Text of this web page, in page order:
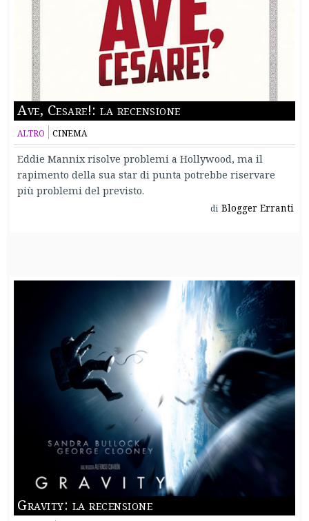
Ave, Cesare!: la recensione
ALTRO CINEMA
Eddie Mannix risolve problemi a Hollywood, ma il
rapimento della sua star di punta potrebbe riservare
più problemi del previsto.
di Blogger Erranti
Gravity: la recensione